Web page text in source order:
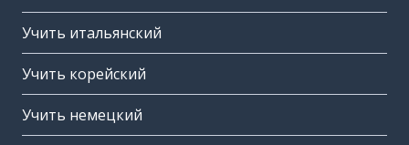
Учить итальянский
Учить корейский
Учить немецкий